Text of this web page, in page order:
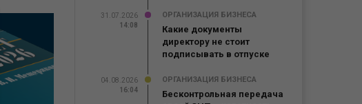
31.07.2026
14:08
ОРГАНИЗАЦИЯ БИЗНЕСА
Какие документы
директору не стоит
подписывать в отпуске
04.08.2026
16:04
ОРГАНИЗАЦИЯ БИЗНЕСА
Бесконтрольная передача